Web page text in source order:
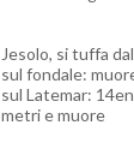
Jesolo, si tuffa
sul fondale:
sul Latemar:
metri e muore